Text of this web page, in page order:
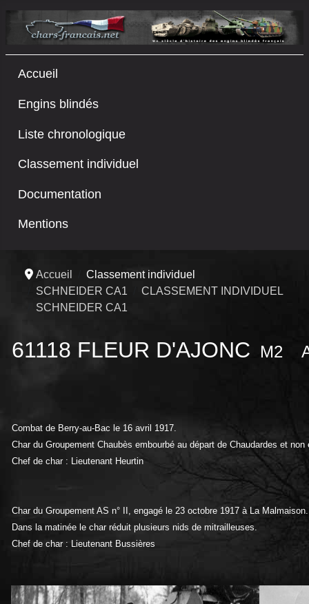
Accueil
Engins blindés
Liste chronologique
Classement individuel
Documentation
Mentions
Accueil
Classement individuel
SCHNEIDER CA1
CLASSEMENT INDIVIDUEL
SCHNEIDER CA1
61118 FLEUR D'AJONC M2
Combat de Berry-au-Bac le 16 avril 1917.
Char du Groupement Chaubès embourbé au départ de Chaudardes et non
Chef de char : Lieutenant Heurtin
Char du Groupement AS n° II, engagé le 23 octobre 1917 à La Malmaison.
Dans la matinée le char réduit plusieurs nids de mitrailleuses.
Chef de char : Lieutenant Bussières